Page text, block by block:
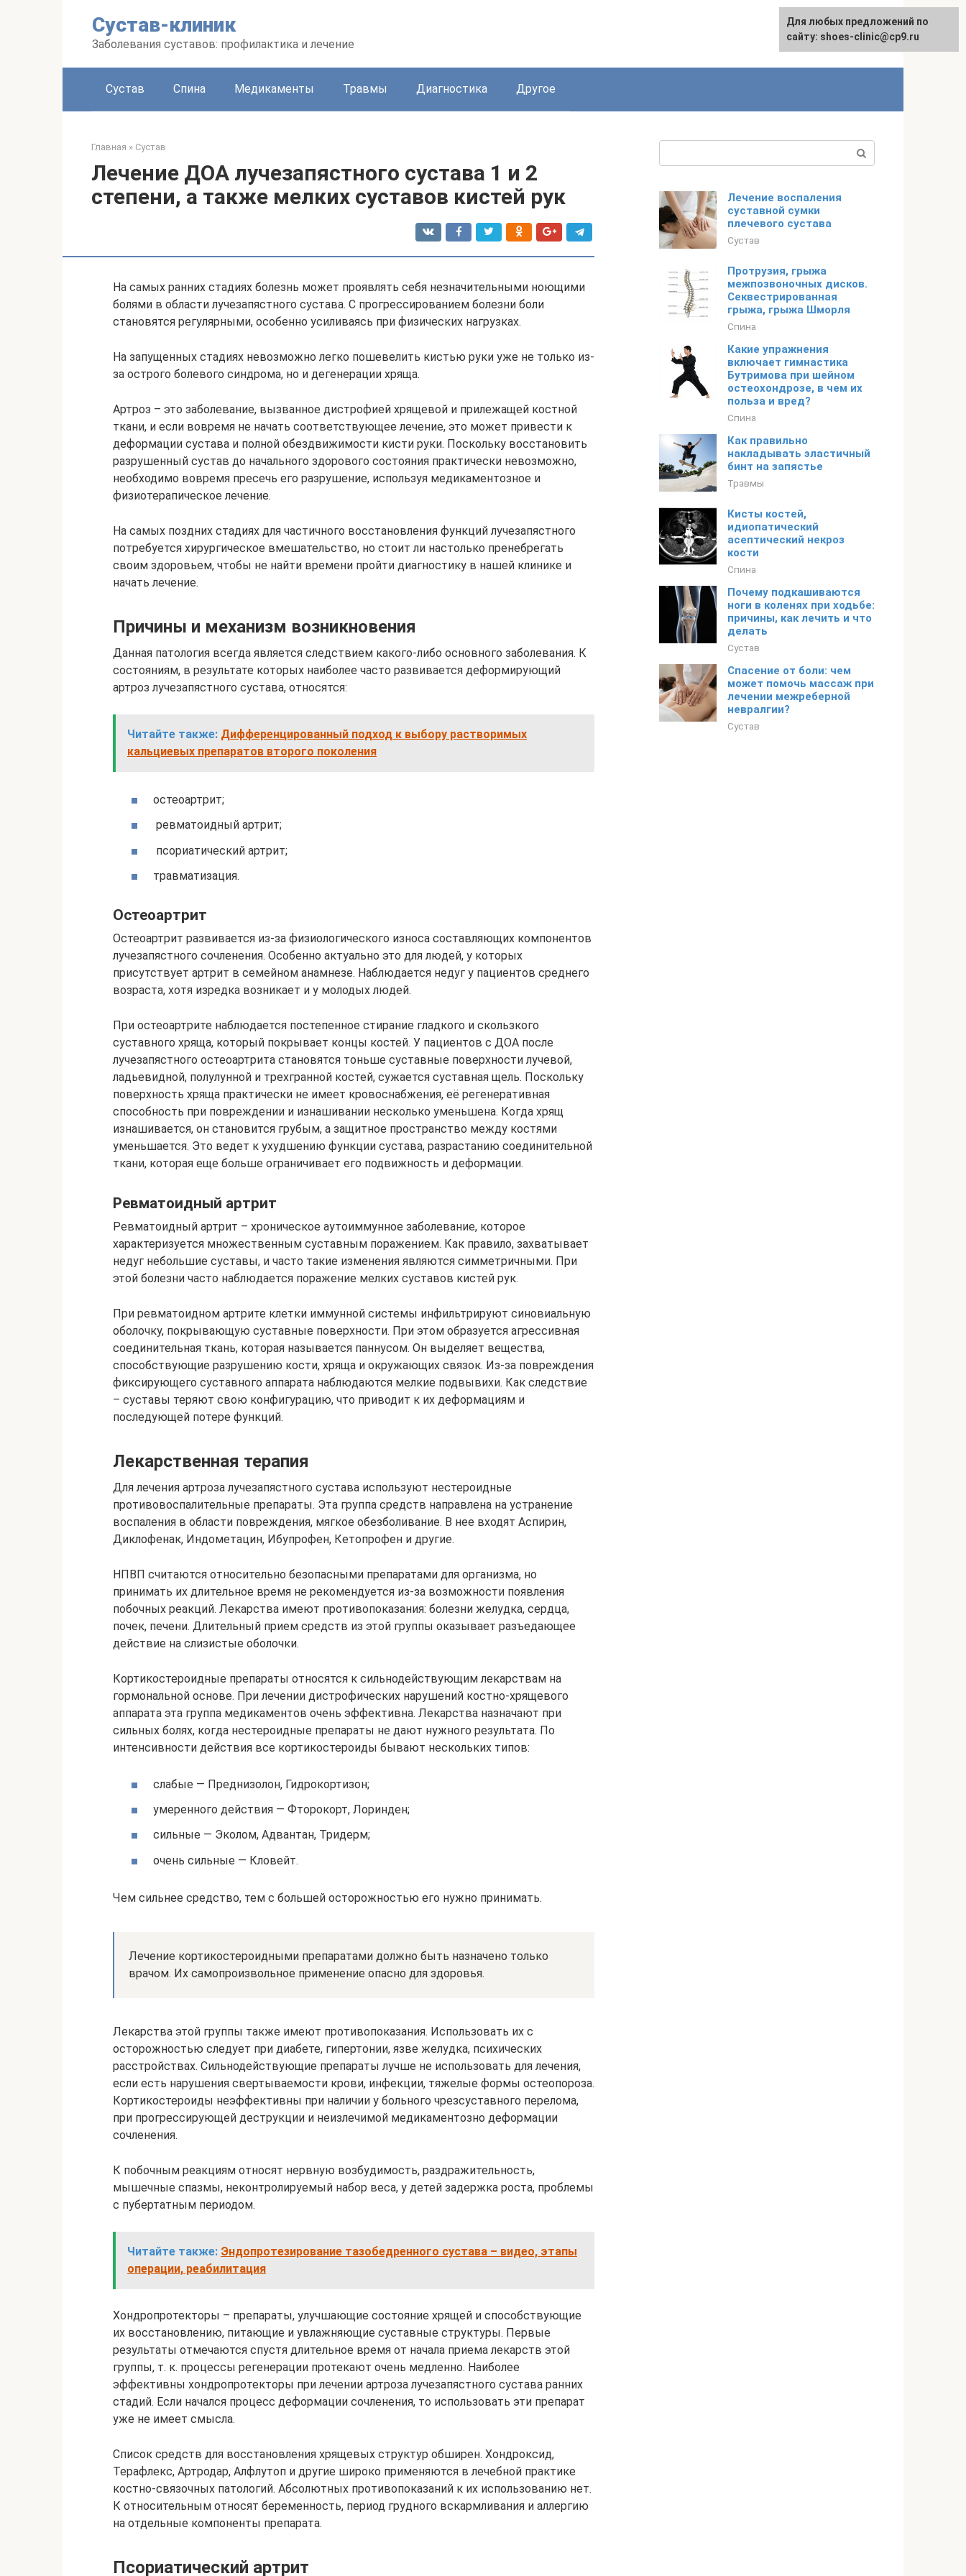
Сустав-клиник
Заболевания суставов: профилактика и лечение
Сустав Спина Медикаменты Травмы Диагностика Другое
Главная » Сустав
Лечение ДОА лучезапястного сустава 1 и 2
степени, а также мелких суставов кистей рук
На самых ранних стадиях болезнь может проявлять себя незначительными ноющими
болями в области лучезапястного сустава. С прогрессированием болезни боли
становятся регулярными, особенно усиливаясь при физических нагрузках.
На запущенных стадиях невозможно легко пошевелить кистью руки уже не только из-
за острого болевого синдрома, но и дегенерации хряща.
Артроз – это заболевание, вызванное дистрофией хрящевой и прилежащей костной
ткани, и если вовремя не начать соответствующее лечение, это может привести к
деформации сустава и полной обездвижимости кисти руки. Поскольку восстановить
разрушенный сустав до начального здорового состояния практически невозможно,
необходимо вовремя пресечь его разрушение, используя медикаментозное и
физиотерапическое лечение.
На самых поздних стадиях для частичного восстановления функций лучезапястного
потребуется хирургическое вмешательство, но стоит ли настолько пренебрегать
своим здоровьем, чтобы не найти времени пройти диагностику в нашей клинике и
начать лечение.
Причины и механизм возникновения
Данная патология всегда является следствием какого-либо основного заболевания. К
состояниям, в результате которых наиболее часто развивается деформирующий
артроз лучезапястного сустава, относятся:
Читайте также: Дифференцированный подход к выбору растворимых
кальциевых препаратов второго поколения
остеоартрит;
ревматоидный артрит;
псориатический артрит;
травматизация.
Остеоартрит
Остеоартрит развивается из-за физиологического износа составляющих компонентов
лучезапястного сочленения. Особенно актуально это для людей, у которых
присутствует артрит в семейном анамнезе. Наблюдается недуг у пациентов среднего
возраста, хотя изредка возникает и у молодых людей.
При остеоартрите наблюдается постепенное стирание гладкого и скользкого
суставного хряща, который покрывает концы костей. У пациентов с ДОА после
лучезапястного остеоартрита становятся тоньше суставные поверхности лучевой,
ладьевидной, полулунной и трехгранной костей, сужается суставная щель. Поскольку
поверхность хряща практически не имеет кровоснабжения, её регенеративная
способность при повреждении и изнашивании несколько уменьшена. Когда хрящ
изнашивается, он становится грубым, а защитное пространство между костями
уменьшается. Это ведет к ухудшению функции сустава, разрастанию соединительной
ткани, которая еще больше ограничивает его подвижность и деформации.
Ревматоидный артрит
Ревматоидный артрит – хроническое аутоиммунное заболевание, которое
характеризуется множественным суставным поражением. Как правило, захватывает
недуг небольшие суставы, и часто такие изменения являются симметричными. При
этой болезни часто наблюдается поражение мелких суставов кистей рук.
При ревматоидном артрите клетки иммунной системы инфильтрируют синовиальную
оболочку, покрывающую суставные поверхности. При этом образуется агрессивная
соединительная ткань, которая называется паннусом. Он выделяет вещества,
способствующие разрушению кости, хряща и окружающих связок. Из-за повреждения
фиксирующего суставного аппарата наблюдаются мелкие подвывихи. Как следствие
– суставы теряют свою конфигурацию, что приводит к их деформациям и
последующей потере функций.
Лекарственная терапия
Для лечения артроза лучезапястного сустава используют нестероидные
противовоспалительные препараты. Эта группа средств направлена на устранение
воспаления в области повреждения, мягкое обезболивание. В нее входят Аспирин,
Диклофенак, Индометацин, Ибупрофен, Кетопрофен и другие.
НПВП считаются относительно безопасными препаратами для организма, но
принимать их длительное время не рекомендуется из-за возможности появления
побочных реакций. Лекарства имеют противопоказания: болезни желудка, сердца,
почек, печени. Длительный прием средств из этой группы оказывает разъедающее
действие на слизистые оболочки.
Кортикостероидные препараты относятся к сильнодействующим лекарствам на
гормональной основе. При лечении дистрофических нарушений костно-хрящевого
аппарата эта группа медикаментов очень эффективна. Лекарства назначают при
сильных болях, когда нестероидные препараты не дают нужного результата. По
интенсивности действия все кортикостероиды бывают нескольких типов:
слабые — Преднизолон, Гидрокортизон;
умеренного действия — Фторокорт, Лоринден;
сильные — Эколом, Адвантан, Тридерм;
очень сильные — Кловейт.
Чем сильнее средство, тем с большей осторожностью его нужно принимать.
Лечение кортикостероидными препаратами должно быть назначено только
врачом. Их самопроизвольное применение опасно для здоровья.
Лекарства этой группы также имеют противопоказания. Использовать их с
осторожностью следует при диабете, гипертонии, язве желудка, психических
расстройствах. Сильнодействующие препараты лучше не использовать для лечения,
если есть нарушения свертываемости крови, инфекции, тяжелые формы остеопороза.
Кортикостероиды неэффективны при наличии у больного чрезсуставного перелома,
при прогрессирующей деструкции и неизлечимой медикаментозно деформации
сочленения.
К побочным реакциям относят нервную возбудимость, раздражительность,
мышечные спазмы, неконтролируемый набор веса, у детей задержка роста, проблемы
с пубертатным периодом.
Читайте также: Эндопротезирование тазобедренного сустава – видео, этапы
операции, реабилитация
Хондропротекторы – препараты, улучшающие состояние хрящей и способствующие
их восстановлению, питающие и увлажняющие суставные структуры. Первые
результаты отмечаются спустя длительное время от начала приема лекарств этой
группы, т. к. процессы регенерации протекают очень медленно. Наиболее
эффективны хондропротекторы при лечении артроза лучезапястного сустава ранних
стадий. Если начался процесс деформации сочленения, то использовать эти препарат
уже не имеет смысла.
Список средств для восстановления хрящевых структур обширен. Хондроксид,
Терафлекс, Артродар, Алфлутоп и другие широко применяются в лечебной практике
костно-связочных патологий. Абсолютных противопоказаний к их использованию нет.
К относительным относят беременность, период грудного вскармливания и аллергию
на отдельные компоненты препарата.
Псориатический артрит
Лечение воспаления
суставной сумки
плечевого сустава
Сустав
Протрузия, грыжа
межпозвоночных дисков.
Секвестрированная
грыжа, грыжа Шморля
Спина
Какие упражнения
включает гимнастика
Бутримова при шейном
остеохондрозе, в чем их
польза и вред?
Спина
Как правильно
накладывать эластичный
бинт на запястье
Травмы
Кисты костей,
идиопатический
асептический некроз
кости
Спина
Почему подкашиваются
ноги в коленях при ходьбе:
причины, как лечить и что
делать
Сустав
Спасение от боли: чем
может помочь массаж при
лечении межреберной
невралгии?
Сустав
Для любых предложений по
сайту: shoes-clinic@cp9.ru